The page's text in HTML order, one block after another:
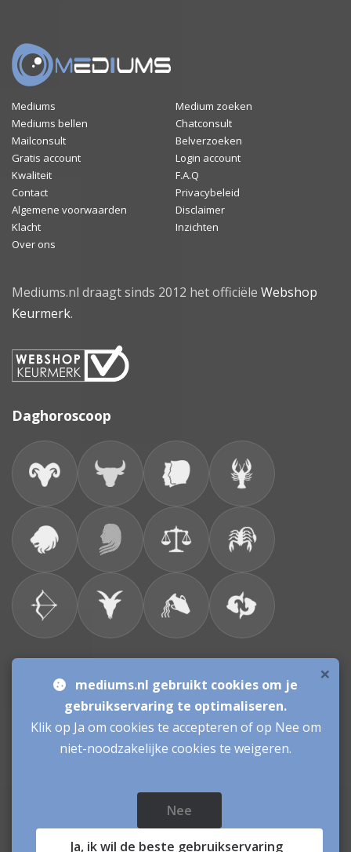
Mediums
Medium zoeken
Mediums bellen
Chatconsult
Mailconsult
Belverzoeken
Gratis account
Login account
Kwaliteit
F.A.Q
Contact
Privacybeleid
Algemene voorwaarden
Disclaimer
Klacht
Inzichten
Over ons
Mediums.nl draagt sinds 2012 het officiële Webshop
Keurmerk.
Daghoroscoop
Consulenten
Vacatures Mediums
Werken als Medium
© sinds 2006 - 2026
- mediums Nederland
×
mediums.nl gebruikt cookies om je
gebruikservaring te optimaliseren.
Klik op Ja om cookies te accepteren of op Nee om
niet-noodzakelijke cookies te weigeren.
Nee
Ja, ik wil de beste gebruikservaring